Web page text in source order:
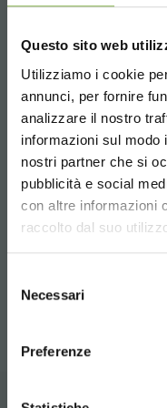
Questo sito web
Utilizziamo i cookie
annunci, per fornire
analizzare il nostro
informazioni sul
nostri partner che si
pubblicità e social
con altre informazioni
raccolto dal suo
delNecessari
Preferenze
Марко
директор
Свяжитесь со мной в
следующий:lucia pelizzoni
Choose the
language for a